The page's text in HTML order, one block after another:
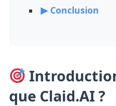
▶ Conclusion
que Claid.AI ?